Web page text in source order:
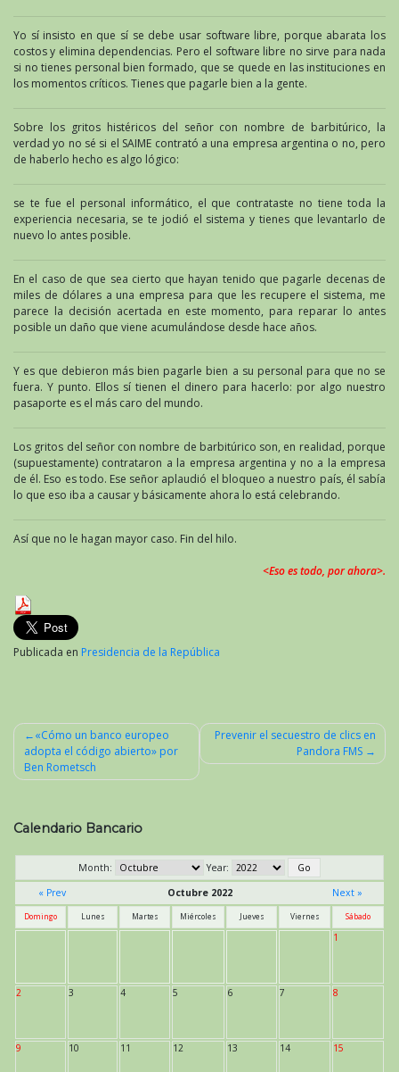
Yo sí insisto en que sí se debe usar software libre, porque abarata los
costos y elimina dependencias. Pero el software libre no sirve para nada
si no tienes personal bien formado, que se quede en las instituciones en
los momentos críticos. Tienes que pagarle bien a la gente.
Sobre los gritos histéricos del señor con nombre de barbitúrico, la
verdad yo no sé si el SAIME contrató a una empresa argentina o no, pero
de haberlo hecho es algo lógico:
se te fue el personal informático, el que contrataste no tiene toda la
experiencia necesaria, se te jodió el sistema y tienes que levantarlo de
nuevo lo antes posible.
En el caso de que sea cierto que hayan tenido que pagarle decenas de
miles de dólares a una empresa para que les recupere el sistema, me
parece la decisión acertada en este momento, para reparar lo antes
posible un daño que viene acumulándose desde hace años.
Y es que debieron más bien pagarle bien a su personal para que no se
fuera. Y punto. Ellos sí tienen el dinero para hacerlo: por algo nuestro
pasaporte es el más caro del mundo.
Los gritos del señor con nombre de barbitúrico son, en realidad, porque
(supuestamente) contrataron a la empresa argentina y no a la empresa
de él. Eso es todo. Ese señor aplaudió el bloqueo a nuestro país, él sabía
lo que eso iba a causar y básicamente ahora lo está celebrando.
Así que no le hagan mayor caso. Fin del hilo.
<Eso es todo, por ahora>.
Publicada en Presidencia de la República
Navegación
de
«Cómo un banco europeo
adopta el código abierto» por
Ben Rometsch
Prevenir el secuestro de clics en
Pandora FMS
Calendario Bancario
Month:
Year:
« Prev
Octubre 2022 Next »
Domingo Lunes Martes Miércoles Jueves Viernes Sábado
1
2 3 4 5 6 7 8
9 10 11 12 13 14 15